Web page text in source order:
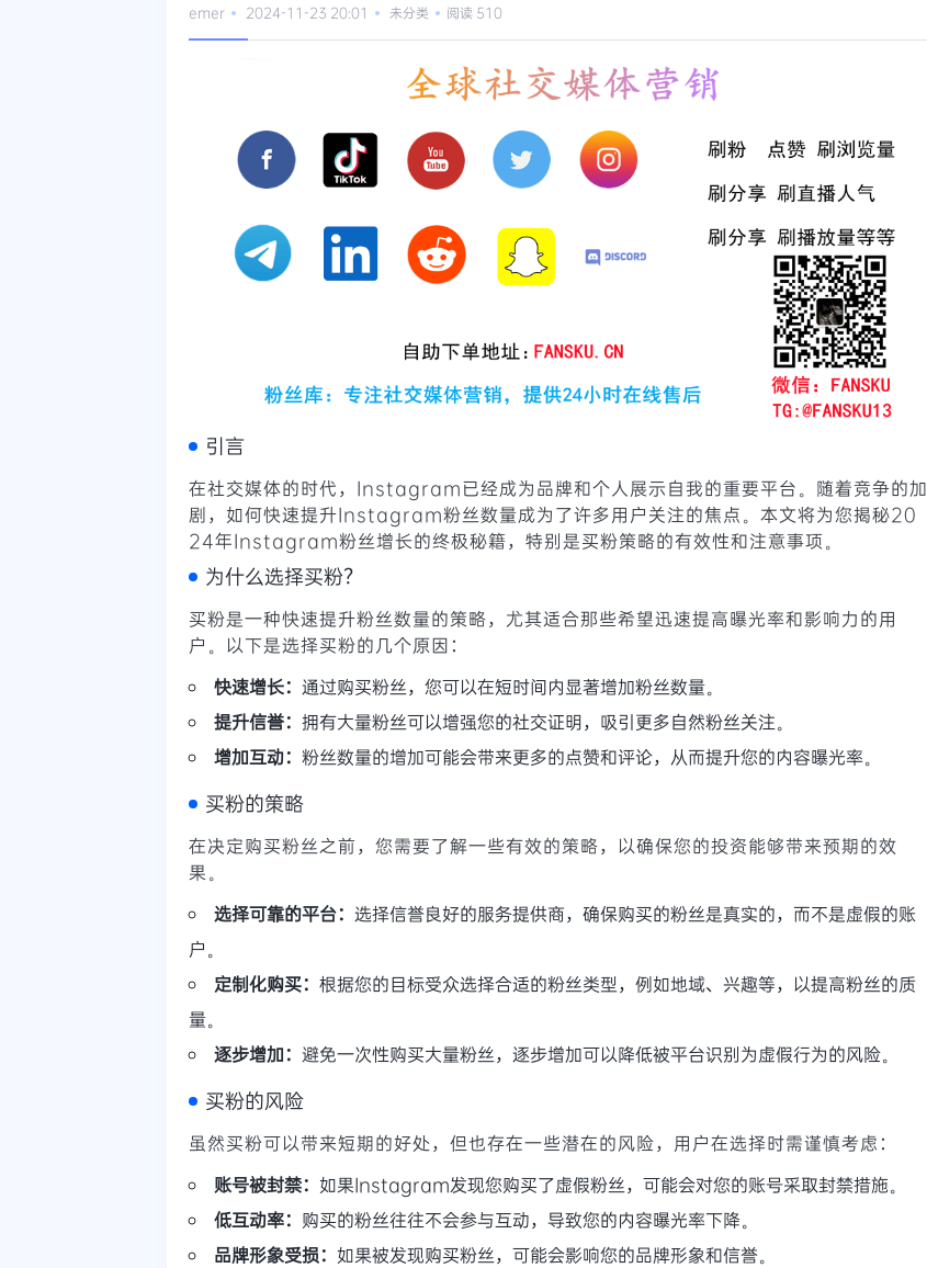
emer 2024-11-23 20:01 未分类 阅读 510
引言
在社交媒体的时代，Instagram已经成为品牌和个人展示自我的重要平台。随着竞争的加
剧，如何快速提升Instagram粉丝数量成为了许多用户关注的焦点。本文将为您揭秘20
24年Instagram粉丝增长的终极秘籍，特别是买粉策略的有效性和注意事项。
为什么选择买粉？
买粉是一种快速提升粉丝数量的策略，尤其适合那些希望迅速提高曝光率和影响力的用
户。以下是选择买粉的几个原因：
快速增长： 通过购买粉丝，您可以在短时间内显著增加粉丝数量。
提升信誉： 拥有大量粉丝可以增强您的社交证明，吸引更多自然粉丝关注。
增加互动： 粉丝数量的增加可能会带来更多的点赞和评论，从而提升您的内容曝光率。
买粉的策略
在决定购买粉丝之前，您需要了解一些有效的策略，以确保您的投资能够带来预期的效
果。
选择可靠的平台： 选择信誉良好的服务提供商，确保购买的粉丝是真实的，而不是虚假的账
户。
定制化购买： 根据您的目标受众选择合适的粉丝类型，例如地域、兴趣等，以提高粉丝的质
量。
逐步增加： 避免一次性购买大量粉丝，逐步增加可以降低被平台识别为虚假行为的风险。
买粉的风险
虽然买粉可以带来短期的好处，但也存在一些潜在的风险，用户在选择时需谨慎考虑：
账号被封禁： 如果Instagram发现您购买了虚假粉丝，可能会对您的账号采取封禁措施。
低互动率： 购买的粉丝往往不会参与互动，导致您的内容曝光率下降。
品牌形象受损： 如果被发现购买粉丝，可能会影响您的品牌形象和信誉。